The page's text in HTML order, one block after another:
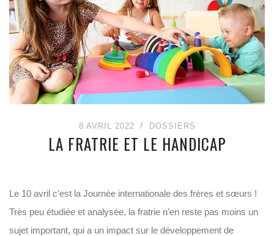
8 AVRIL 2022 DOSSIERS
LA FRATRIE ET LE HANDICAP
Le 10 avril c’est la Journée internationale des frères et sœurs !
Très peu étudiée et analysée, la fratrie n’en reste pas moins un
sujet important, qui a un impact sur le développement de